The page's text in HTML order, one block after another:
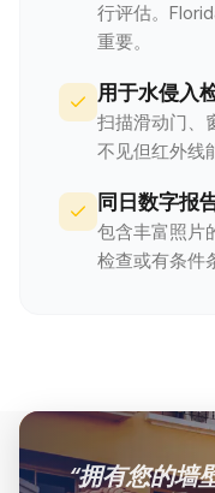
行评估。
重要。
用于水侵入
扫描滑动门、
不见但红外线
同日数字报
包含丰富照片
检查或有条件
“拥有您的墙